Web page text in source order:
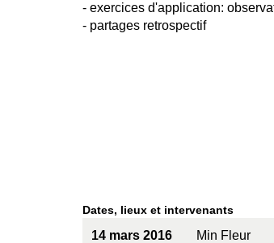
- exercices d'application:
- partages retrospectif
Dates, lieux et intervenants
14 mars 2016
Min Fleur